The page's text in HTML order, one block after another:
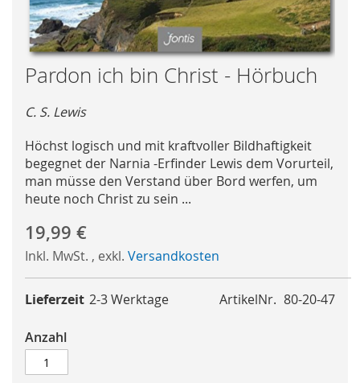
Skip
to
the
beginning
of
the
images
gallery
Pardon ich bin Christ - Hörbuch
C. S. Lewis
Höchst logisch und mit kraftvoller Bildhaftigkeit
begegnet der Narnia -Erfinder Lewis dem Vorurteil,
man müsse den Verstand über Bord werfen, um
heute noch Christ zu sein ...
19,99 €
Inkl. MwSt. , exkl. Versandkosten
ArtikelNr. 80-20-47
Lieferzeit 2-3 Werktage
Anzahl